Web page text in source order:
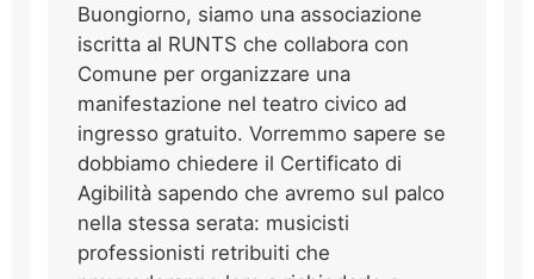
Buongiorno, siamo una associazione
iscritta al RUNTS che collabora con
Comune per organizzare una
manifestazione nel teatro civico ad
ingresso gratuito. Vorremmo sapere se
dobbiamo chiedere il Certificato di
Agibilità sapendo che avremo sul palco
nella stessa serata: musicisti
professionisti retribuiti che